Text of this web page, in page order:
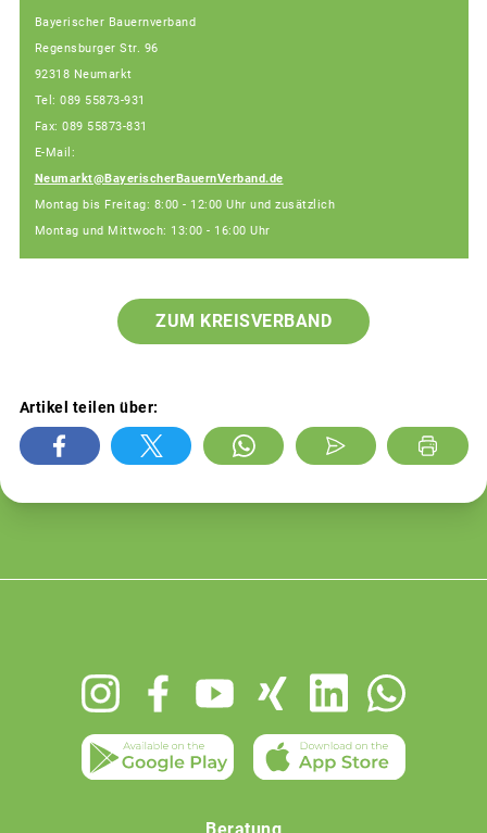
Bayerischer Bauernverband
Regensburger Str. 96
92318 Neumarkt
Tel: 089 55873-931
Fax: 089 55873-831
E-Mail:
Neumarkt@BayerischerBauernVerband.de
Montag bis Freitag: 8:00 - 12:00 Uhr und zusätzlich
Montag und Mittwoch: 13:00 - 16:00 Uhr
ZUM KREISVERBAND
Artikel teilen über: